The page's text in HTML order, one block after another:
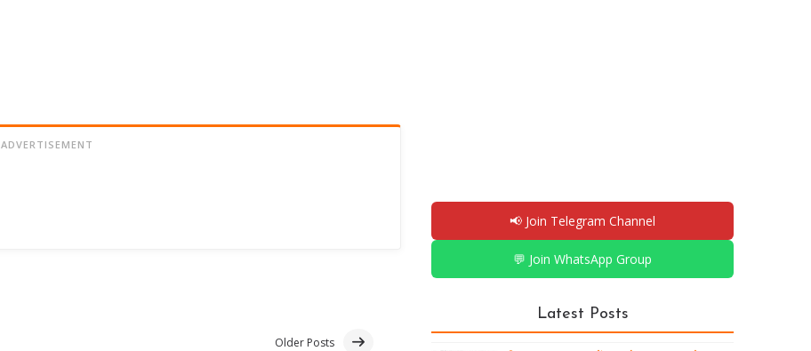
ADVERTISEMENT
Older Posts
📢 Join Telegram Channel
💬 Join WhatsApp Group
Latest Posts